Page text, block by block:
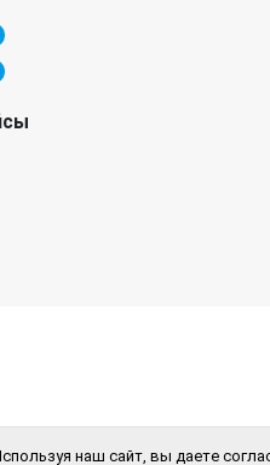
наш сайт, вы даете